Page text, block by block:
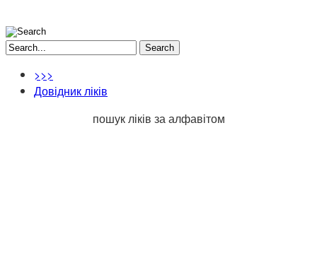
Search
>>>
Довідник ліків
пошук ліків за алфавітом